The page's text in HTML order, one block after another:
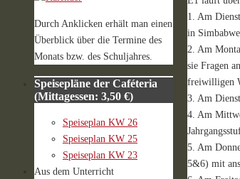
1. Am
in
2. Am
sie Fragen
freiwilligen
3. Am
4. Am
5. Am
5&6) mit
Durch Anklicken erhält man einen
Überblick über die Termine des
Monats bzw. des Schuljahres.
Speisepläne der Caféteria
(Mittagessen: 3,50 €)
Speiseplan KW 26
Speiseplan KW 25
Speiseplan KW 23
Aus dem Unterricht